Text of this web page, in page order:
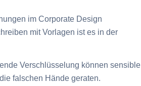
im Corporate Design
mit Vorlagen ist es in der
Verschlüsselung können sensible
falschen Hände geraten.